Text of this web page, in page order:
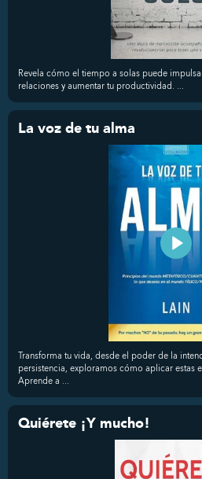
Revela cómo el tiempo a solas puede
relaciones y aumentar tu productividad. ...
La voz de tu alma
Transforma tu vida, desde el poder de la
persistencia, exploramos cómo aplicar estas
Aprende a ...
Quiérete ¡Y mucho!